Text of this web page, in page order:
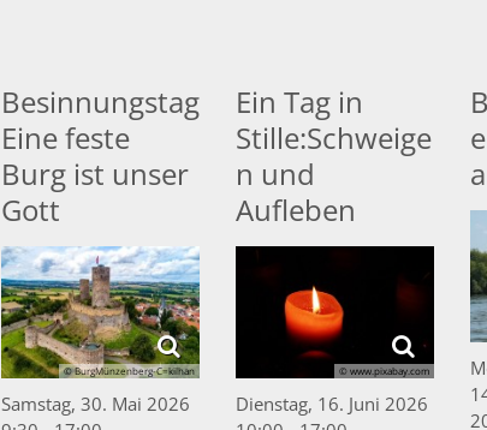
Besinnungstag
Eine feste
Burg ist unser
Gott
© BurgMünzenberg-C=kilhan
Samstag, 30. Mai 2026
Ein Tag in
Stille:Schweige
n und
Aufleben
© www.pixabay.com
Dienstag, 16. Juni 2026